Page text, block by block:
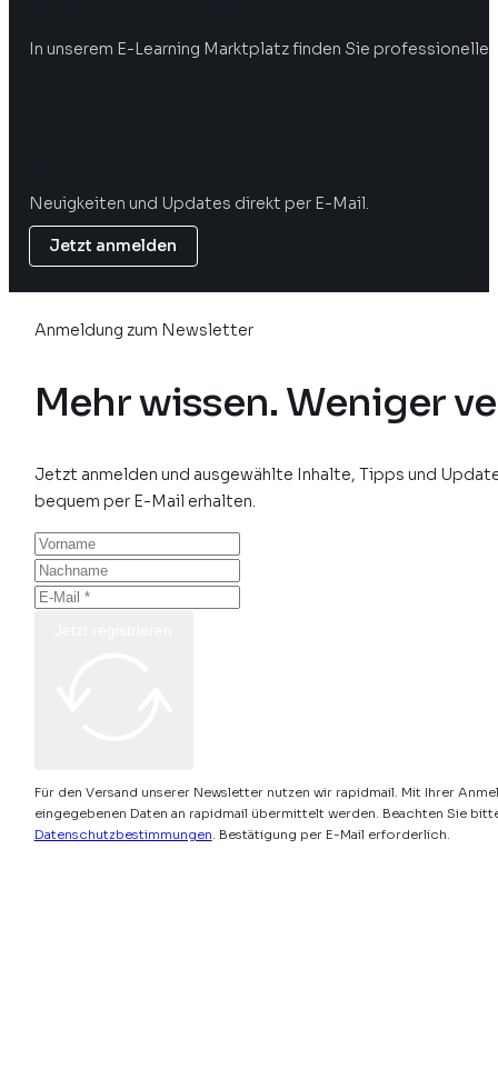
In unserem E-Learning Marktplatz finden Sie professionelle
Neuigkeiten und Updates direkt per E-Mail.
Jetzt anmelden
Anmeldung zum Newsletter
Mehr wissen. Weniger
Jetzt anmelden und ausgewählte Inhalte, Tipps und
bequem per E-Mail erhalten.
Für den Versand unserer Newsletter nutzen wir rapidmail. Mit Ihrer
eingegebenen Daten an rapidmail übermittelt werden. Beachten Sie
Datenschutzbestimmungen. Bestätigung per E-Mail erforderlich.